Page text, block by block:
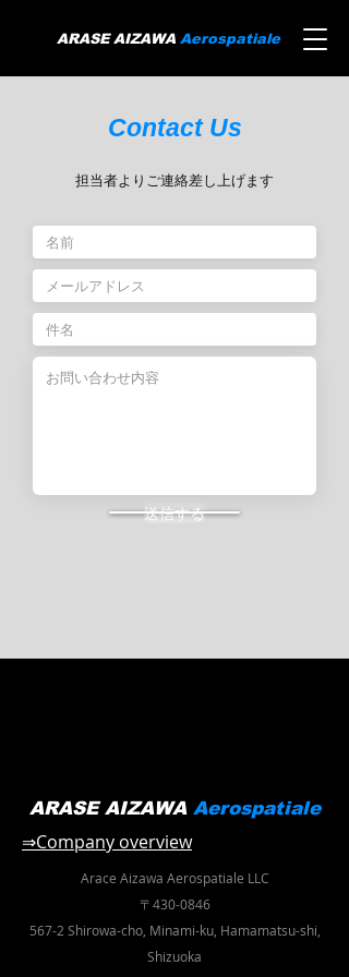
ARASE AIZAWA Aerospatiale
Contact Us
​担当者よりご連絡差し上げます
送信する
ARASE AIZAWA Aerospatiale
⇒Company overview
Arace Aizawa Aerospatiale LLC
〒430-0846
567-2 Shirowa-cho, Minami-ku, Hamamatsu-shi,
Shizuoka